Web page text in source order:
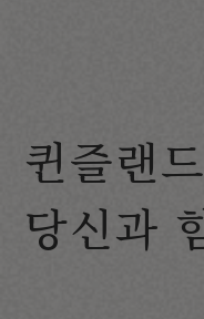
퀸즐랜
당신과